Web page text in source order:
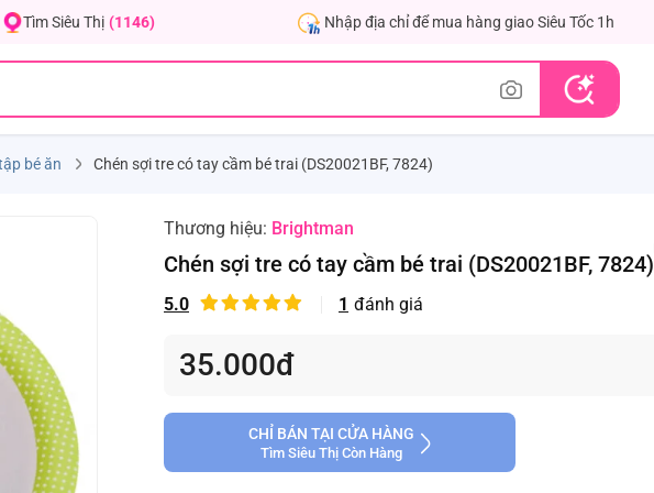
Tìm Siêu Thị (1146) Nhập địa chỉ để mua hàng giao Siêu Tốc 1h
bé ăn Chén sợi tre có tay cầm bé trai (DS20021BF, 7824)
Thương hiệu: Brightman
Chén sợi tre có tay cầm bé trai (DS20021BF, 7824)
5.0 1 đánh giá
35.000đ
CHỈ BÁN TẠI CỬA HÀNG
Tìm Siêu Thị Còn Hàng